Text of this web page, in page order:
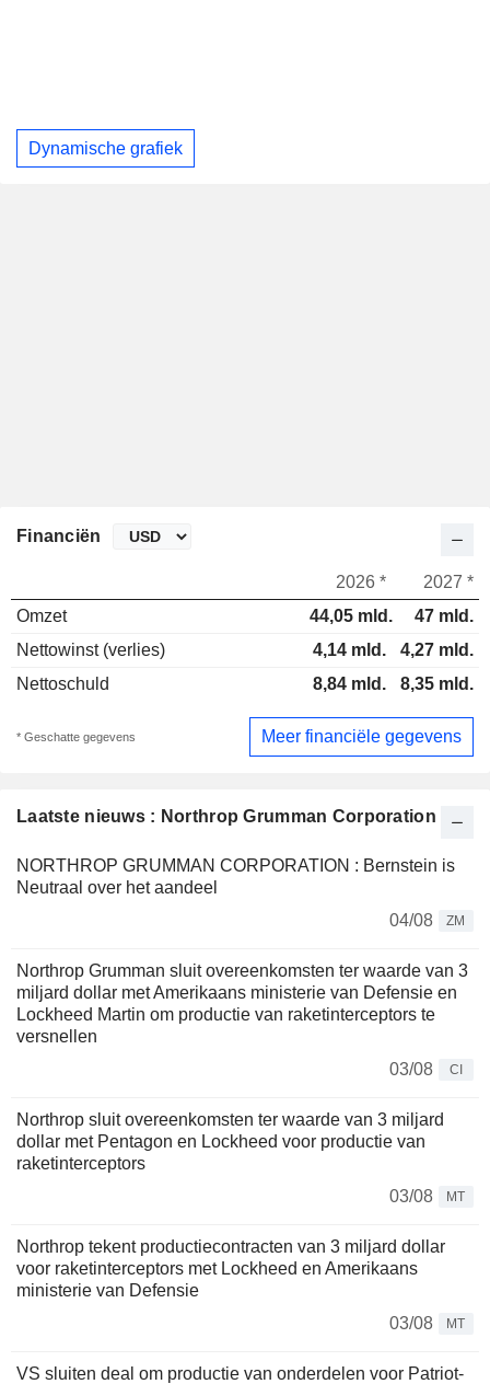
Dynamische grafiek
Laatste nieuws : Northrop Grumman Corporation
NORTHROP GRUMMAN CORPORATION : Bernstein is
Neutraal over het aandeel
04/08
ZM
Northrop Grumman sluit overeenkomsten ter waarde van 3
miljard dollar met Amerikaans ministerie van Defensie en
Lockheed Martin om productie van raketinterceptors te
versnellen
03/08
CI
Northrop sluit overeenkomsten ter waarde van 3 miljard
dollar met Pentagon en Lockheed voor productie van
raketinterceptors
03/08
MT
Northrop tekent productiecontracten van 3 miljard dollar
voor raketinterceptors met Lockheed en Amerikaans
ministerie van Defensie
03/08
MT
VS sluiten deal om productie van onderdelen voor Patriot-
Financiën
2026 *
2027 *
Omzet
44,05 mld.
47 mld.
Nettowinst (verlies)
4,14 mld.
4,27 mld.
Nettoschuld
8,84 mld. 8,35 mld.
* Geschatte gegevens Meer financiële gegevens